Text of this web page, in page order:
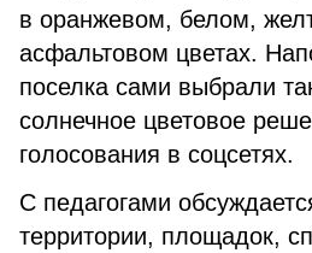
в оранжевом, белом,
асфальтовом цветах.
поселка сами выбрали
солнечное цветовое
голосования в соцсетях.
С педагогами
территории, площадок,